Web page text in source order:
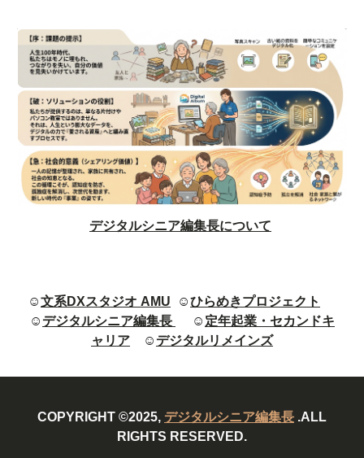
デジタルシニア編集長について
☺文系DXスタジオ AMU ☺ひらめきプロジェクト
☺ デジタルシニア編集長 ☺ 定年起業・セカンドキ
ャリア
☺ デジタルリメインズ
COPYRIGHT ©2025, デジタルシニア編集長 .ALL
RIGHTS RESERVED.